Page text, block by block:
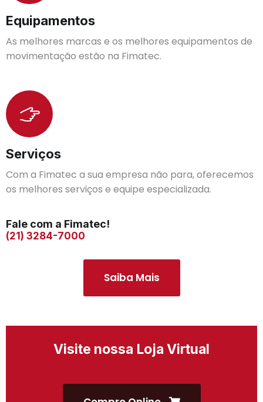
Equipamentos
As melhores marcas e os melhores equipamentos de
movimentação estão na Fimatec.
Serviços
Com a Fimatec a sua empresa não para, oferecemos
os melhores serviços e equipe especializada.
Fale com a Fimatec!
(21) 3284-7000
Saiba Mais
Visite nossa Loja Virtual